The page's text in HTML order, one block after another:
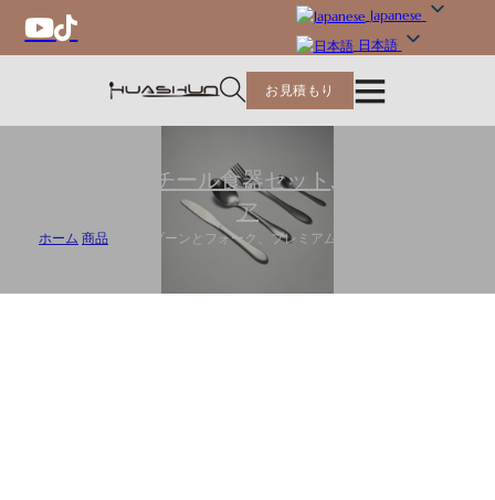
Japanese
日本語
お見積もり
ステンレススチール食器セット ,
ア
ホーム 商品 卸売スプーンとフォーク、プレミアム品質の銀食器セット